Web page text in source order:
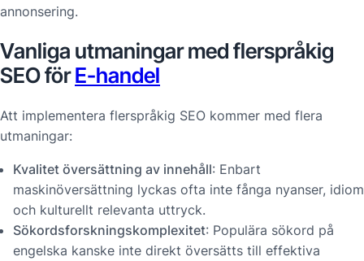
annonsering.
Vanliga utmaningar med flerspråkig
SEO förE-handel
Att implementera flerspråkig SEO kommer med flera
utmaningar:
Kvalitet översättning av innehåll: Enbart
maskinöversättning lyckas ofta inte fånga nyanser, idiom
och kulturellt relevanta uttryck.
Sökordsforskningskomplexitet: Populära sökord på
engelska kanske inte direkt översätts till effektiva